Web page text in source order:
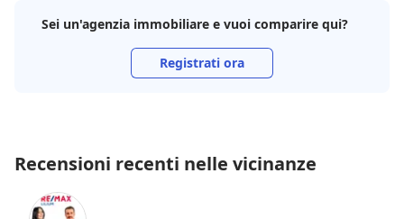
sempre una comunicazione chiara e puntuale. In un
settore dove affidabilità e competenza fanno davvero
la differenza, rappresenta una garanzia. Se cercate
Sei un'agenzia immobiliare e vuoi comparire qui?
Registrati ora
Recensioni recenti nelle vicinanze